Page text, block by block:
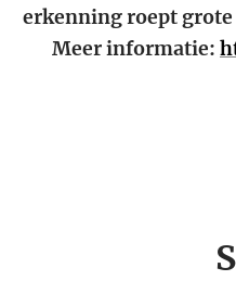
erkenning roept grote
Meer informatie: